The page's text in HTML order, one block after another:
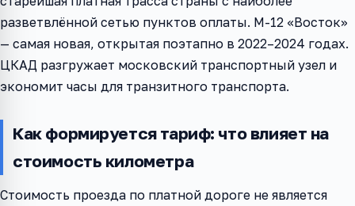
разветвлённой сетью пунктов оплаты. М-12 «Восток»
— самая новая, открытая поэтапно в 2022–2024 годах.
ЦКАД разгружает московский транспортный узел и
экономит часы для транзитного транспорта.
Как формируется тариф: что влияет на
стоимость километра
Стоимость проезда по платной дороге не является